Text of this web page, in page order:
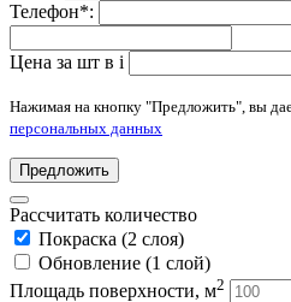
Телефон*:
Цена за шт в i
Нажимая на кнопку "Предложить", вы
персональных данных
Предложить
Рассчитать количество
Покраска (2 слоя)
Обновление (1 слой)
Площадь поверхности, м2